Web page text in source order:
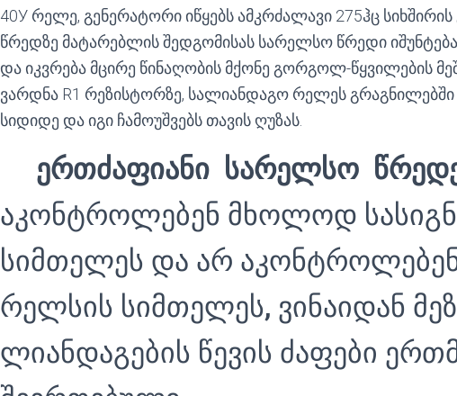
40У რელე, გენერატორი იწყებს ამკრძალავი 275ჰც
წრედზე მატარებლის შედგომისას სარელსო წრედი
და იკვრება მცირე წინაღობის მქონე გორგოლ-წყვილების
ვარდნა R1 რეზისტორზე, სალიანდაგო რელეს
სიდიდე და იგი ჩამოუშვებს თავის ღუზას.
ერთძაფიანი სარელსო
აკონტროლებენ მხოლოდ
სიმთელეს და არ აკონტროლებენ
რელსის სიმთელეს, ვინაიდან
ლიანდაგების წევის ძაფები